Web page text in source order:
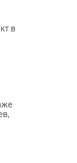
в